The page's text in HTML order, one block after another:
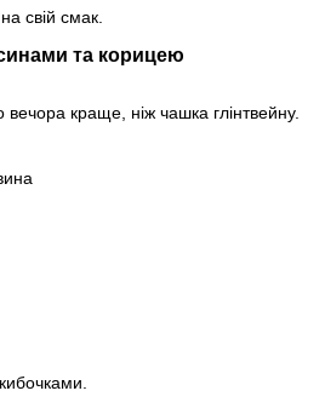
свій смак.
та корицею
вечора краще, ніж чашка глінтвейну.